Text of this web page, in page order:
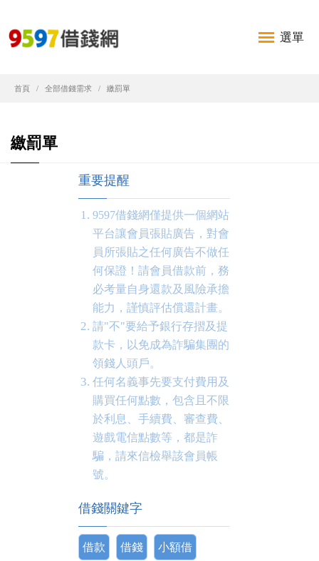
選單
首頁 全部借錢需求 繳罰單
繳罰單
重要提醒
9597借錢網僅提供一個網站
平台讓會員張貼廣告，對會
員所張貼之任何廣告不做任
何保證！請會員借款前，務
必考量自身還款及風險承擔
能力，謹慎評估償還計畫。
請"不"要給予銀行存摺及提
款卡，以免成為詐騙集團的
領錢人頭戶。
任何名義事先要支付費用及
購買任何點數，包含且不限
於利息、手續費、審查費、
遊戲電信點數等，都是詐
騙，請來信檢舉該會員帳
號。
借錢關鍵字
借款 借錢 小額借